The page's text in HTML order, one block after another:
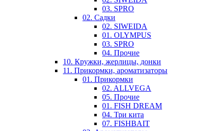
03. SPRO
02. Садки
02. SIWEIDA
01. OLYMPUS
03. SPRO
04. Прочие
10. Кружки, жерлицы, донки
11. Прикормки, ароматизаторы
01. Прикормки
02. ALLVEGA
05. Прочие
01. FISH DREAM
04. Три кита
07. FISHBAIT